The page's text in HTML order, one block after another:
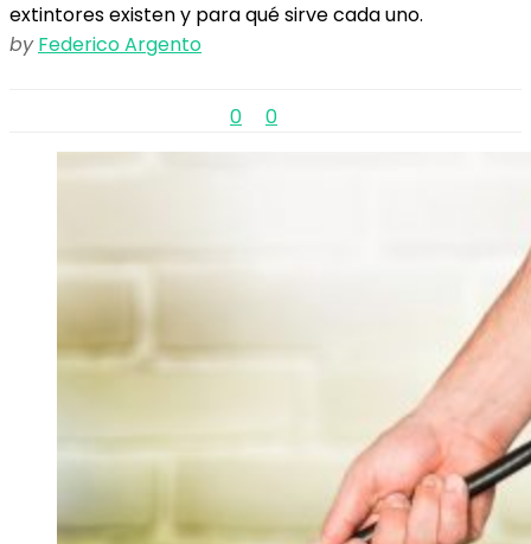
extintores existen y para qué sirve cada uno.
by Federico Argento
0 0